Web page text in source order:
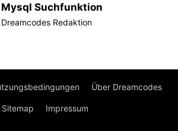
Mysql Suchfunktion
Dreamcodes Redaktion
Über Dreamcodes
Sitemap Impressum